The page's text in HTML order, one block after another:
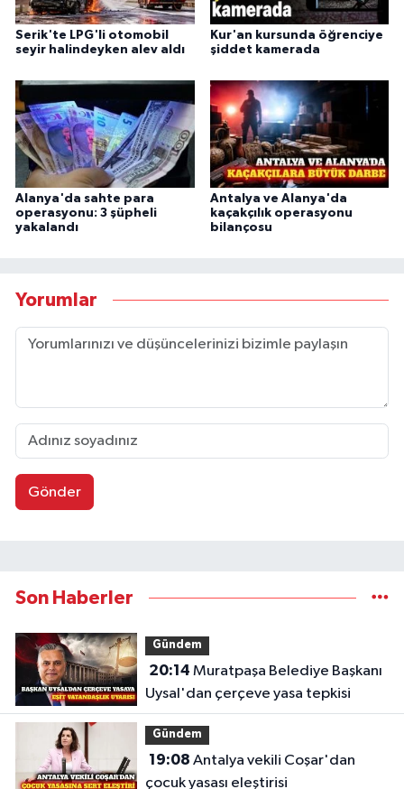
Serik'te LPG'li otomobil
seyir halindeyken alev aldı
Kur'an kursunda öğrenciye
şiddet kamerada
Alanya'da sahte para
operasyonu: 3 şüpheli
yakalandı
Antalya ve Alanya'da
kaçakçılık operasyonu
bilançosu
Yorumlar
Gönder
Son Haberler
Gündem
20:14
Uysal'dan çerçeve yasa tepkisi
Gündem
19:08
çocuk yasası eleştirisi